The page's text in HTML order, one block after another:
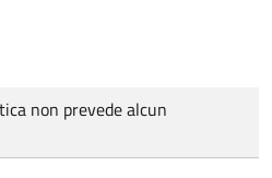
non prevede alcun